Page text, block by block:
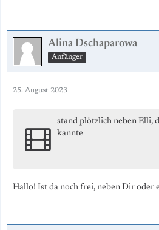
Alina Dschaparowa
Anfänger
25. August 2023
stand plötzlich neben Elli,
kannte
Hallo! Ist da noch frei, neben Dir oder